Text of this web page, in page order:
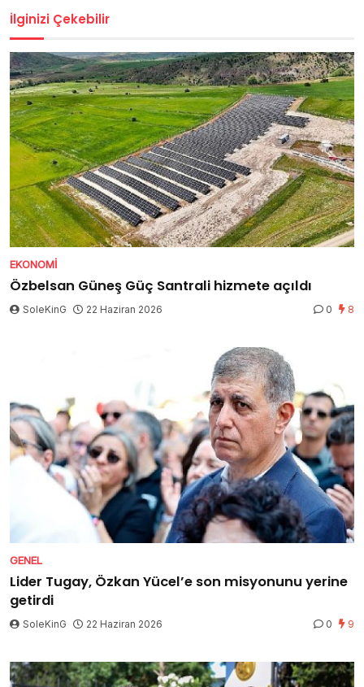
İlginizi Çekebilir
EKONOMI
Özbelsan Güneş Güç Santrali hizmete açıldı
SoleKinG 22 Haziran 2026 0 8
GENEL
Lider Tugay, Özkan Yücel’e son misyonunu yerine
getirdi
SoleKinG 22 Haziran 2026 0 9